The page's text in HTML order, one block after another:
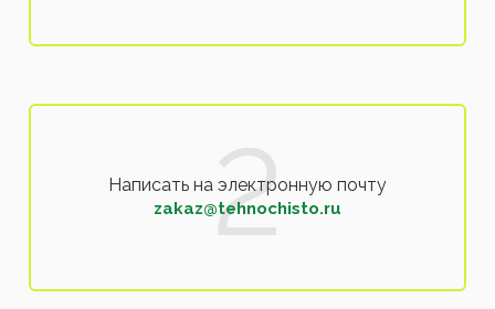
Написать на электронную почту
zakaz@tehnochisto.ru